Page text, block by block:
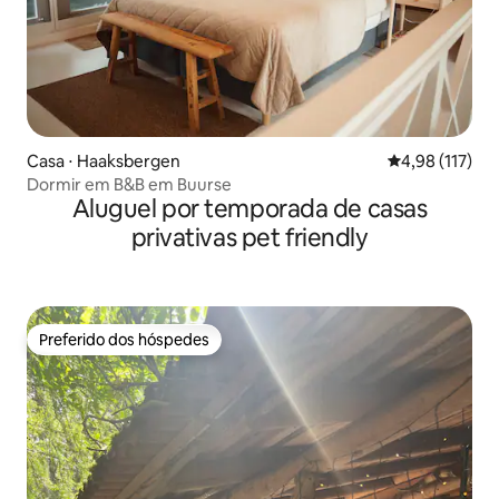
Casa ⋅ Haaksbergen 4,98 de uma
4,98 (117)
Dormir em B&B em Buurse
Aluguel por temporada de casas
privativas pet friendly
Preferido dos hóspedes
Preferido dos hóspedes